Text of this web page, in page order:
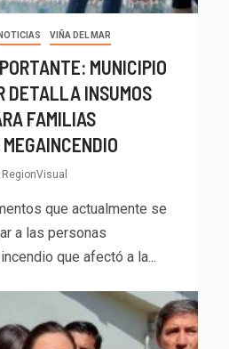
NOTICIAS VIÑA DEL MAR
MUNICIPIO
DETALLA INSUMOS
FAMILIAS
RegionVisual
que actualmente se
a las personas
que afectó a la...